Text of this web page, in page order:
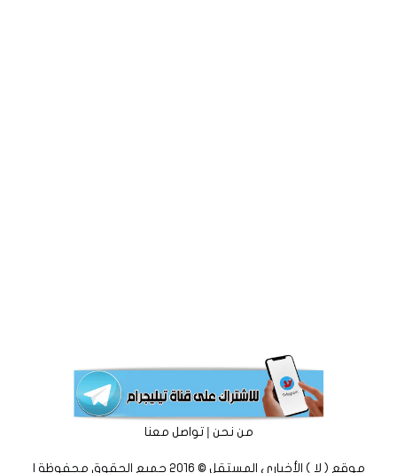
من نحن|تواصل معنا
موقع ( لا ) الأخباري المستقل © 2016 جميع الحقوق محفوظة |